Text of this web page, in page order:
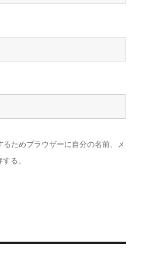
ためブラウザーに自分の名前、メ
る。